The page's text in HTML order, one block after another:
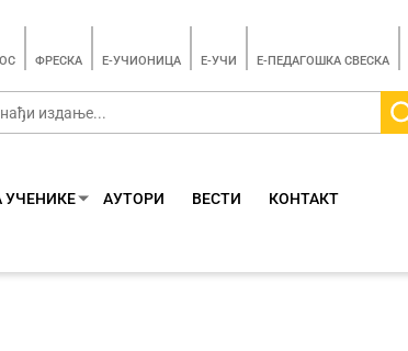
ФРЕСКА E-УЧИОНИЦА E-УЧИ Е-ПЕДАГОШКА СВЕСКА
УЧЕНИКЕ АУТОРИ ВЕСТИ КОНТАКТ